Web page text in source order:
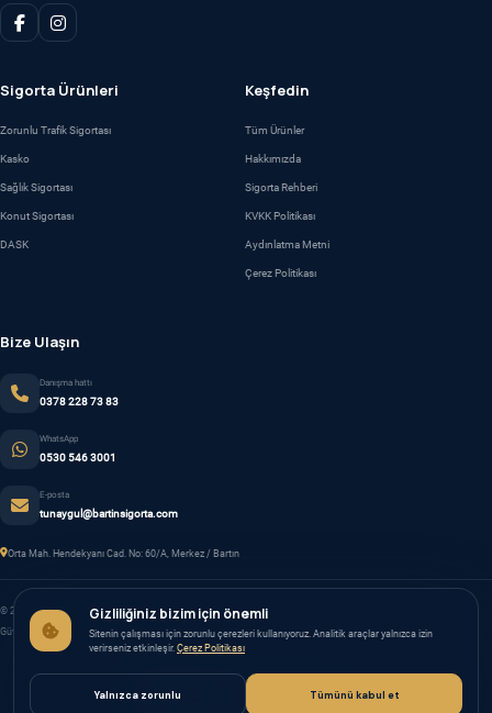
Sigorta Ürünleri
Zorunlu Trafik Sigortası
Kasko
Sağlık Sigortası
Konut Sigortası
DASK
Keşfedin
Tüm Ürünler
Hakkımızda
Sigorta Rehberi
KVKK Politikası
Aydınlatma Metni
Çerez Politikası
Bize Ulaşın
Danışma hattı
0378 228 73 83
WhatsApp
0530 546 3001
E-posta
tunaygul@bartinsigorta.com
Orta Mah. Hendekyanı Cad. No: 60/A, Merkez / Bartın
© 2026 Tunay Gül Sigorta. Tüm hakları saklıdır.
Güven, şeffaflık ve kişisel danışmanlık.
Gizliliğiniz bizim için önemli
Sitenin çalışması için zorunlu çerezleri kullanıyoruz. Analitik araçlar yalnızca izin
verirseniz etkinleşir. Çerez Politikası
Yalnızca zorunlu Tümünü kabul et